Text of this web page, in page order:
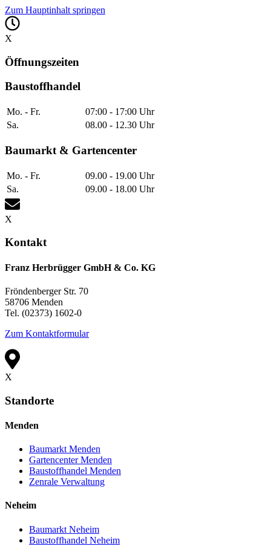
Zum Hauptinhalt springen
X
Öffnungszeiten
Baustoffhandel
Mo. - Fr.
07:00 - 17:00 Uhr
Sa.
08.00 - 12.30 Uhr
Baumarkt & Gartencenter
Mo. - Fr.
09.00 - 19.00 Uhr
Sa.
09.00 - 18.00 Uhr
X
Kontakt
Franz Herbrügger GmbH & Co. KG
Fröndenberger Str. 70
58706 Menden
Tel. (02373) 1602-0
Zum Kontaktformular
X
Standorte
Menden
Baumarkt Menden
Gartencenter Menden
Baustoffhandel Menden
Zenrale Verwaltung
Neheim
Baumarkt Neheim
Baustoffhandel Neheim